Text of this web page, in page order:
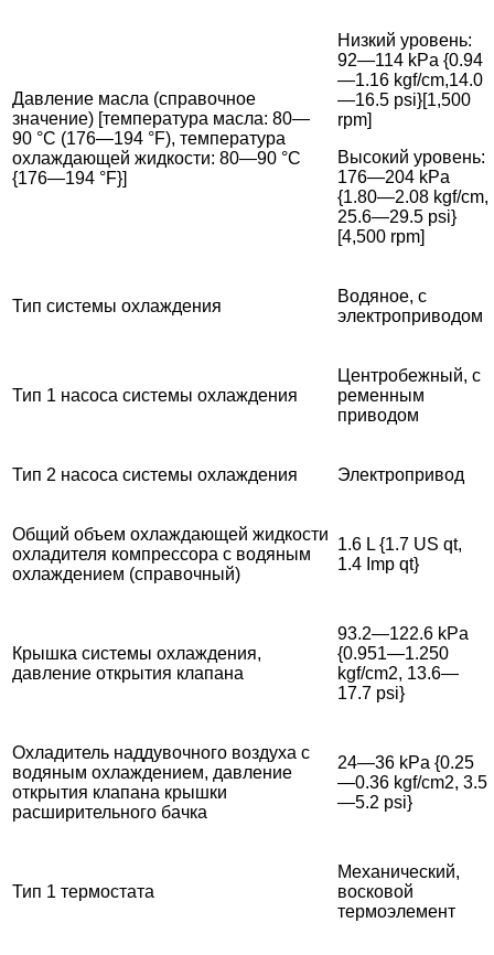
Давление масла (справочное
значение) [температура масла: 80—
90 °C (176—194 °F), температура
охлаждающей жидкости: 80—90 °C
{176—194 °F}]
Низкий уровень:
92—114 kPa {0.94
—1.16 kgf/cm,14.0
—16.5 psi}[1,500
rpm]
Высокий уровень:
176—204 kPa
{1.80—2.08 kgf/cm,
25.6—29.5 psi}
[4,500 rpm]
Тип системы охлаждения
Водяное, с
электроприводом
Тип 1 насоса системы охлаждения
Центробежный, с
ременным
приводом
Тип 2 насоса системы охлаждения Электропривод
Общий объем охлаждающей жидкости
охладителя компрессора с водяным
охлаждением (справочный)
1.6 L {1.7 US qt,
1.4 Imp qt}
Крышка системы охлаждения,
давление открытия клапана
93.2—122.6 kPa
{0.951—1.250
kgf/cm2, 13.6—
17.7 psi}
Охладитель наддувочного воздуха с
водяным охлаждением, давление
открытия клапана крышки
расширительного бачка
24—36 kPa {0.25
—0.36 kgf/cm2, 3.5
—5.2 psi}
Тип 1 термостата
Механический,
восковой
термоэлемент